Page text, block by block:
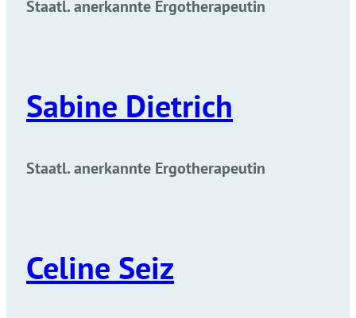
Staatl. anerkannte Ergotherapeutin
Sabine Dietrich
Staatl. anerkannte Ergotherapeutin
Celine Seiz